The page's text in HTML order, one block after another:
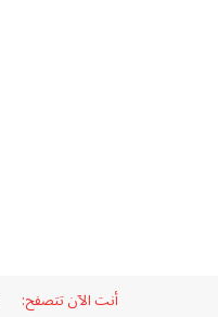
أنت الآن تتصفح: